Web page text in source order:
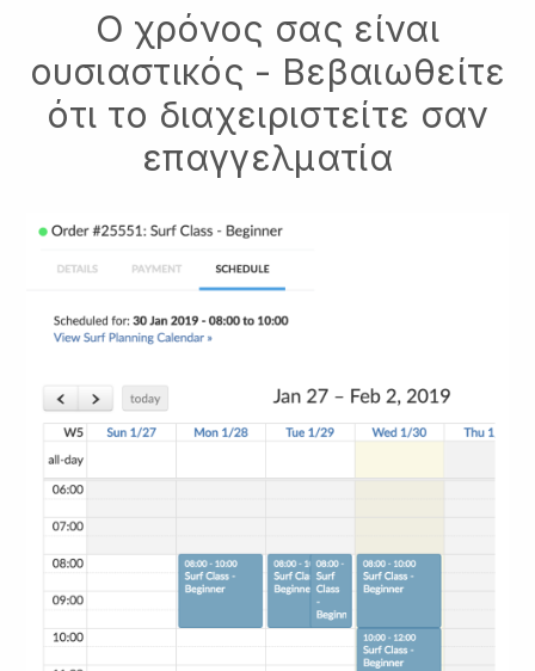
Ο χρόνος σας είναι
ουσιαστικός - Βεβαιωθείτε
ότι το διαχειριστείτε σαν
επαγγελματία